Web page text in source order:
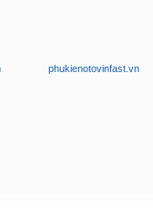
phukienotovinfast.vn